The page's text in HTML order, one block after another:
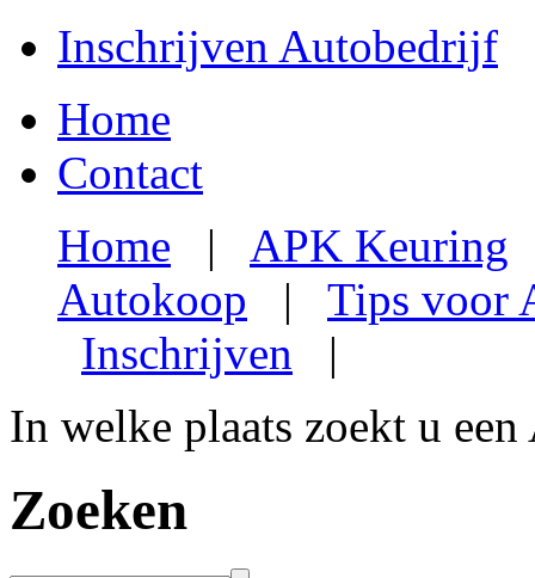
Inschrijven Autobedrijf
Home
Contact
Home | APK Keuring
Autokoop | Tips voor
Inschrijven |
In welke plaats zoekt u
Zoeken